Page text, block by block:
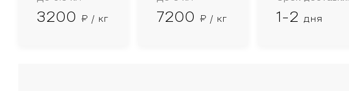
3200 ₽ / кг 7200 ₽ / кг 1-2 дня